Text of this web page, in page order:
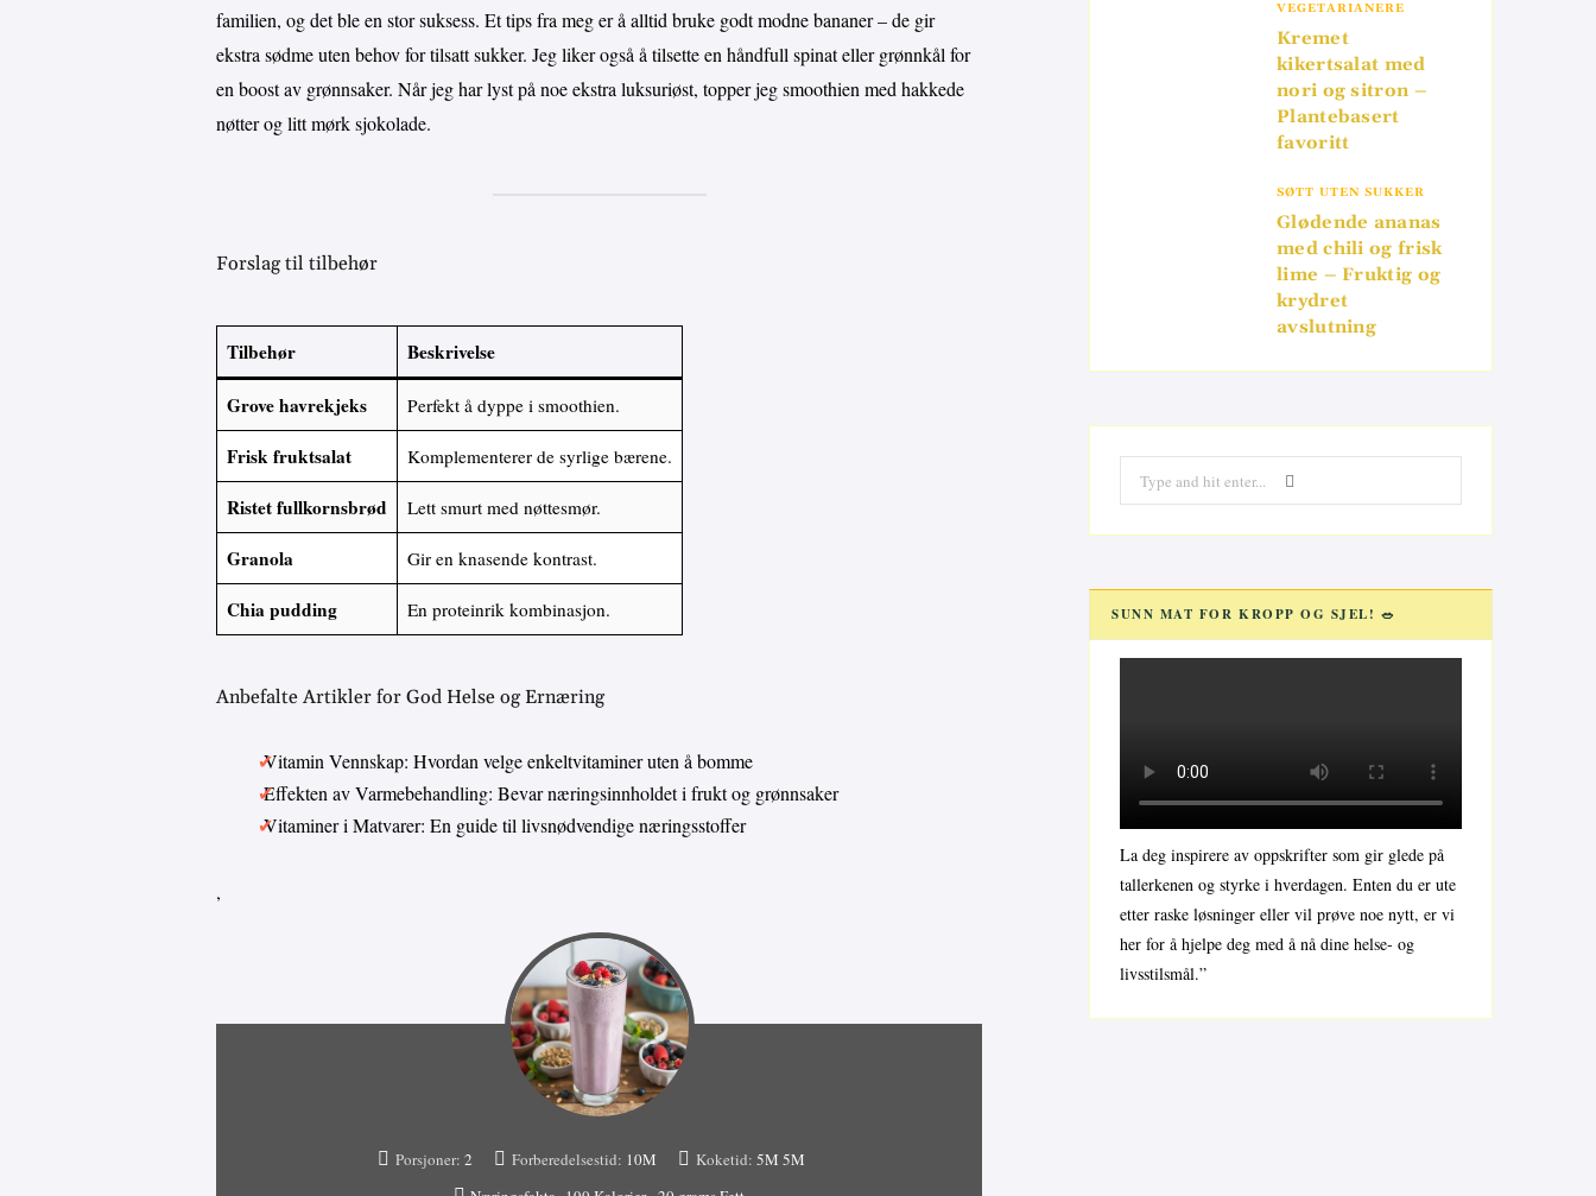
familien, og det ble en stor suksess. Et tips fra meg er å alltid bruke godt modne bananer – de gir
ekstra sødme uten behov for tilsatt sukker. Jeg liker også å tilsette en håndfull spinat eller grønnkål for
en boost av grønnsaker. Når jeg har lyst på noe ekstra luksuriøst, topper jeg smoothien med hakkede
nøtter og litt mørk sjokolade.
Forslag til tilbehør
Tilbehør Beskrivelse
Grove havrekjeks Perfekt å dyppe i smoothien.
Frisk fruktsalat Komplementerer de syrlige bærene.
Ristet fullkornsbrød Lett smurt med nøttesmør.
Granola Gir en knasende kontrast.
Chia pudding En proteinrik kombinasjon.
Anbefalte Artikler for God Helse og Ernæring
Vitamin Vennskap: Hvordan velge enkeltvitaminer uten å bomme
Effekten av Varmebehandling: Bevar næringsinnholdet i frukt og grønnsaker
Vitaminer i Matvarer: En guide til livsnødvendige næringsstoffer
,
Porsjoner: 2 Forberedelsestid: 10M Koketid: 5M 5M
VEGETARIANERE
Kremet
kikertsalat med
nori og sitron –
Plantebasert
favoritt
SØTT UTEN SUKKER
Glødende ananas
med chili og frisk
lime – Fruktig og
krydret
avslutning
for:
SUNN MAT FOR KROPP OG SJEL! 🥗
La deg inspirere av oppskrifter som gir glede på
tallerkenen og styrke i hverdagen. Enten du er ute
etter raske løsninger eller vil prøve noe nytt, er vi
her for å hjelpe deg med å nå dine helse- og
livsstilsmål.”